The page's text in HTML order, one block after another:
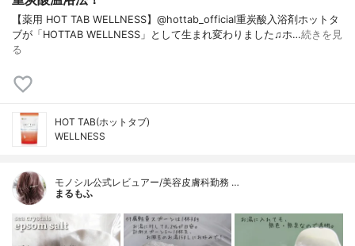
【薬用 HOT TAB WELLNESS】@hottab_official重炭酸入浴剤ホットタ
ブが「HOTTAB WELLNESS」として生まれ変わりました♫ホ…続きを見
る
HOT TAB(ホットタブ)
WELLNESS
モノシル公式レビュアー/美容皮膚科勤務 …
まるもふ